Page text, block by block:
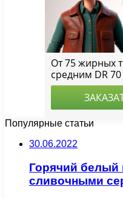
Популярные статьи
30.06.2022
Горячий белый
сливочными